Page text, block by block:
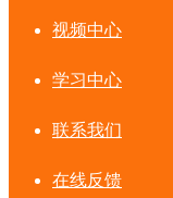
视频中心
学习中心
联系我们
在线反馈